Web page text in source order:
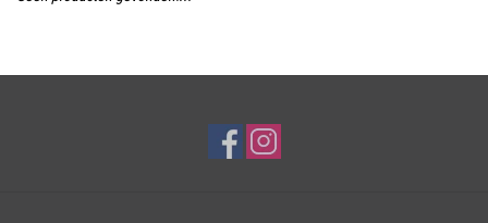
Cadeaubonnen